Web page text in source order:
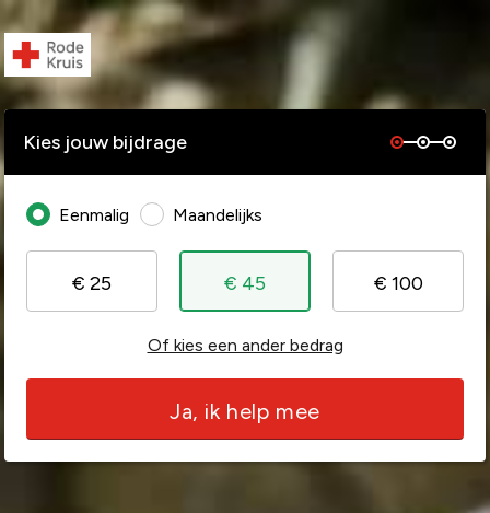
Kies jouw bijdrage
Eenmalig Maandelijks
€ 25 € 45 € 100
Of kies een ander bedrag
Ja, ik help mee